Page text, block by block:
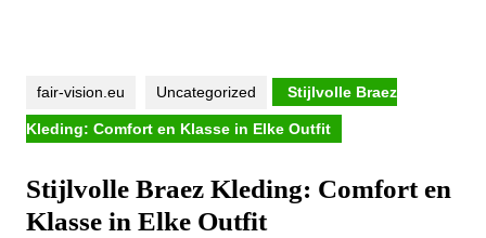
fair-vision.eu Uncategorized Stijlvolle Braez
Kleding: Comfort en Klasse in Elke Outfit
Stijlvolle Braez Kleding: Comfort en
Klasse in Elke Outfit